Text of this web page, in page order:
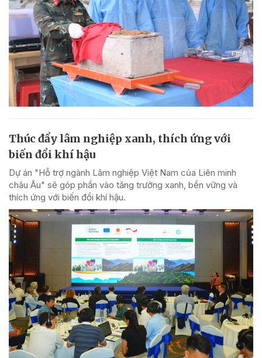
Thúc đẩy lâm nghiệp xanh, thích ứng với
biến đổi khí hậu
Dự án "Hỗ trợ ngành Lâm nghiệp Việt Nam của Liên minh
châu Âu" sẽ góp phần vào tăng trưởng xanh, bền vững và
thích ứng với biến đổi khí hậu.